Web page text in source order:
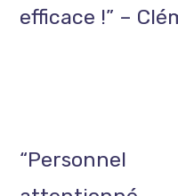
efficace !” –